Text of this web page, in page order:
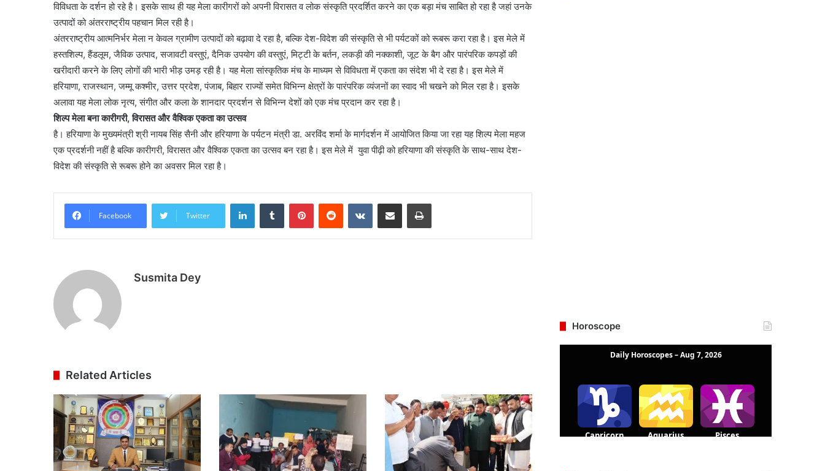
विविधता के दर्शन हो रहे है। इसके साथ ही यह मेला कारीगरों को अपनी विरासत व लोक संस्कृति प्रदर्शित करने का एक बड़ा मंच साबित हो रहा है जहां उनके
उत्पादों को अंतरराष्ट्रीय पहचान मिल रही है।
अंतरराष्ट्रीय आत्मनिर्भर मेला न केवल ग्रामीण उत्पादों को बढ़ावा दे रहा है, बल्कि देश-विदेश की संस्कृति से भी पर्यटकों को रूबरू करा रहा है। इस मेले में
हस्तशिल्प, हैंडलूम, जैविक उत्पाद, सजावटी वस्तुएं, दैनिक उपयोग की वस्तुएं, मिट्टी के बर्तन, लकड़ी की नक्काशी, जूट के बैग और पारंपरिक कपड़ों की
खरीदारी करने के लिए लोगों की भारी भीड़ उमड़ रही है। यह मेला सांस्कृतिक मंच के माध्यम से विविधता में एकता का संदेश भी दे रहा है। इस मेले में
हरियाणा, राजस्थान, जम्मू कश्मीर, उत्तर प्रदेश, पंजाब, बिहार राज्यों समेत विभिन्न क्षेत्रों के पारंपरिक व्यंजनों का स्वाद भी चखने को मिल रहा है। इसके
अलावा यह मेला लोक नृत्य, संगीत और कला के शानदार प्रदर्शन से विभिन्न देशों को एक मंच प्रदान कर रहा है।
शिल्प मेला बना कारीगरी, विरासत और वैश्विक एकता का उत्सव
है। हरियाणा के मुख्यमंत्री श्री नायब सिंह सैनी और हरियाणा के पर्यटन मंत्री डा. अरविंद शर्मा के मार्गदर्शन में आयोजित किया जा रहा यह शिल्प मेला महज
एक प्रदर्शनी नहीं है बल्कि कारीगरी, विरासत और वैश्विक एकता का उत्सव बन रहा है। इस मेले में युवा पीढ़ी को हरियाणा की संस्कृति के साथ-साथ देश-
विदेश की संस्कृति से रूबरू होने का अवसर मिल रहा है।
Facebook Twitter
LinkedInTumblr PinterestReddit VKontakteShare via Email Print
Susmita Dey
Related Articles
Horoscope